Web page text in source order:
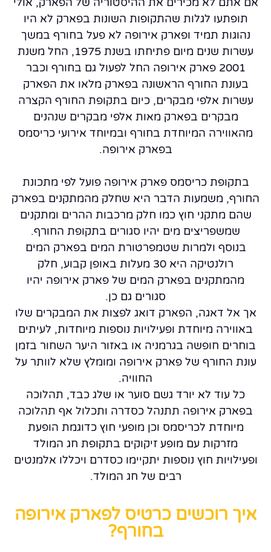
תופתעו לגלות שהתקופות השונות בפארק לא היו
נהוגות תמיד ופארק אירופה לא פעל בחורף במשך
עשרות שנים מיום פתיחתו בשנת 1975, החל משנת
2001 פארק אירופה החל לפעול גם בחורף וכבר
בעונת החורף הראשונה בפארק מלאו את הפארק
עשרות אלפי מבקרים, כיום בתקופת החורף הקצרה
מבקרים בפארק מאות אלפי מבקרים שנהנים
מהאווירה המיוחדת בחורף ובמיוחד אירועי כריסמס
בפארק אירופה.
בתקופת כריסמס פארק אירופה פועל לפי מתכונת
החורף, משמעות הדבר היא שחלק מהמתקנים בפארק
שהם מתקני חוץ כמו חלק מרכבות ההרים ומתקנים
שמשפריצים מים יהיו סגורים בתקופת החורף.
בנוסף ולמרות שטמפרטורת המים בפארק המים
רולנטיקה היא 30 מעלות באופן קבוע, חלק
מהמתקנים בפארק המים של פארק אירופה יהיו
סגורים גם כן.
אך אל דאגה, הפארק דואג לפצות את המבקרים שלו
באווירה מיוחדת ופעילויות נוספות מיוחדות, לעיתים
בוחרים חופשה בגרמניה או באזור היער השחור בזמן
עונת החורף של פארק אירופה ומומלץ שלא לוותר על
החוויה.
כל עוד לא יורד גשם סוער או שלג כבד, תהלוכה
בפארק אירופה תתנהל כסדרה ותכלול אף תהלוכה
מיוחדת לכריסמס וכן מופעי חוץ כדוגמת הופעת
מזרקות עם מופע זיקוקים בתקופת חג המולד
ופעילויות חוץ נוספות יתקיימו כסדרם ויכללו אלמנטים
רבים של חג המולד.
איך רוכשים כרטיס לפארק אירופה
בחורף?